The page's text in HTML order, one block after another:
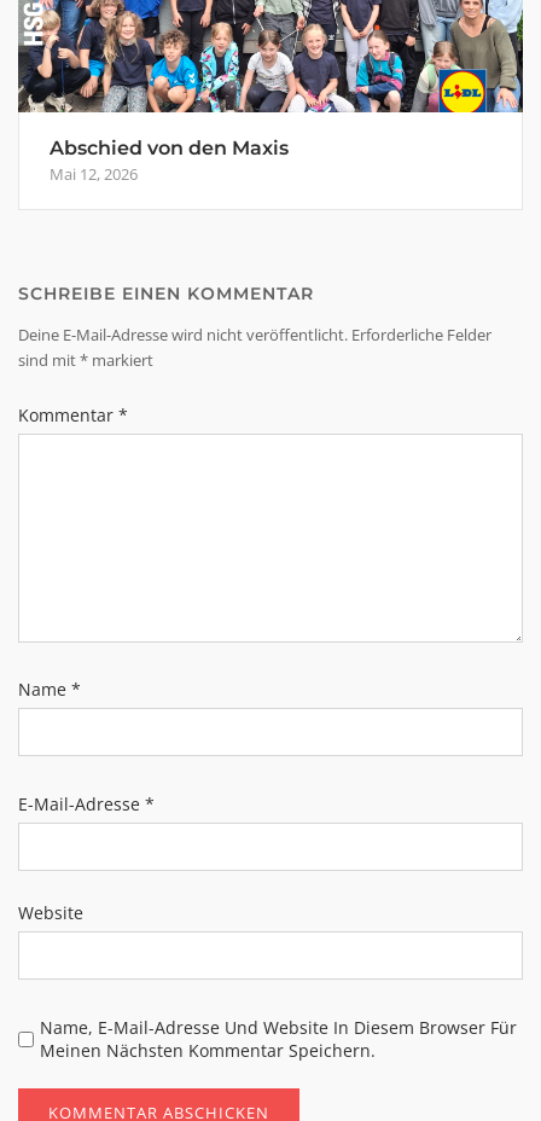
Abschied von den Maxis
Mai 12, 2026
SCHREIBE EINEN KOMMENTAR
Deine E-Mail-Adresse wird nicht veröffentlicht. Erforderliche Felder
sind mit* markiert
Kommentar *
Name *
E-Mail-Adresse *
Website
Name, E-Mail-Adresse Und Website In Diesem Browser Für
Meinen Nächsten Kommentar Speichern.